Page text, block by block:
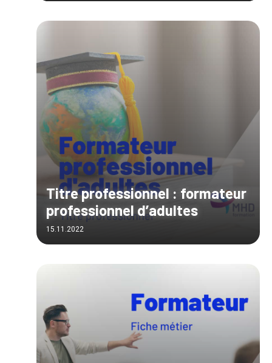
Titre professionnel : formateur
professionnel d’adultes
15.11.2022